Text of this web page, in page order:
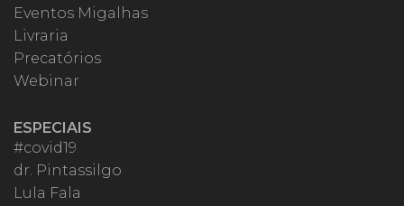
Eventos Migalhas
Livraria
Precatórios
Webinar
ESPECIAIS
#covid19
dr. Pintassilgo
Lula Fala